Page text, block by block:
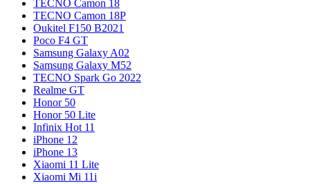
TECNO Camon 18
TECNO Camon 18P
Oukitel F150 B2021
Poco F4 GT
Samsung Galaxy A02
Samsung Galaxy M52
TECNO Spark Go 2022
Realme GT
Honor 50
Honor 50 Lite
Infinix Hot 11
iPhone 12
iPhone 13
Xiaomi 11 Lite
Xiaomi Mi 11i